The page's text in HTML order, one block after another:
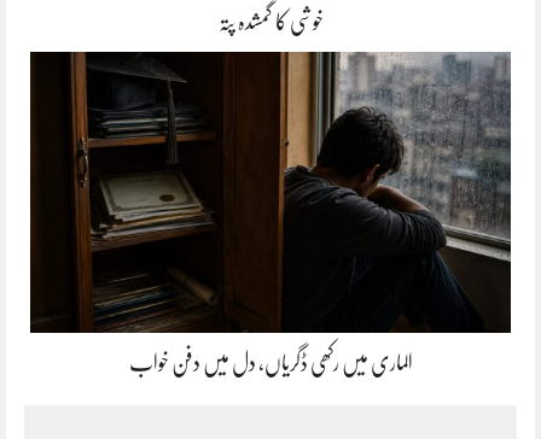
خوشی کا گمشدہ پتہ
الماری میں رکھی ڈگریاں، دل میں دفن خواب